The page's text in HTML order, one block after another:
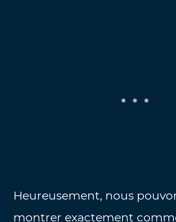
Heureusement, nous
montrer exactement